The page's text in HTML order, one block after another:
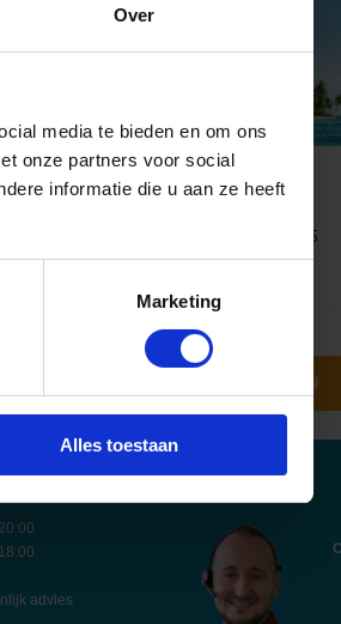
Over
media te bieden en om ons
onze partners voor social
informatie die u aan ze heeft
Marketing
Alles toestaan
bestemmingen
Geplaatst op: 26-08-2025
INSCHRIJVEN
advies